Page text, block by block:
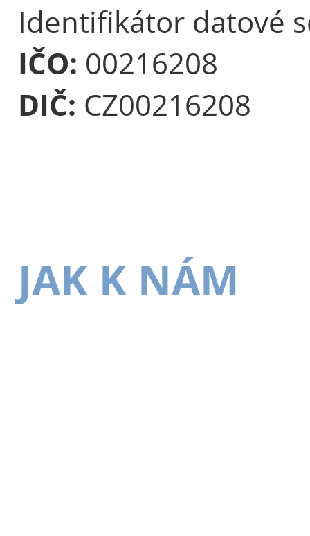
Identifikátor datové
IČO: 00216208
DIČ: CZ00216208
JAK K NÁM